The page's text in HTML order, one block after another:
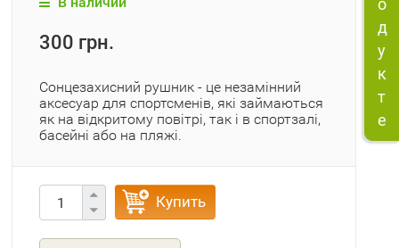
о
д
у
к
т
е
300 грн.
Сонцезахисний рушник - це незамінний
аксесуар для спортсменів, які займаються
як на відкритому повітрі, так і в спортзалі,
басейні або на пляжі.
Купить